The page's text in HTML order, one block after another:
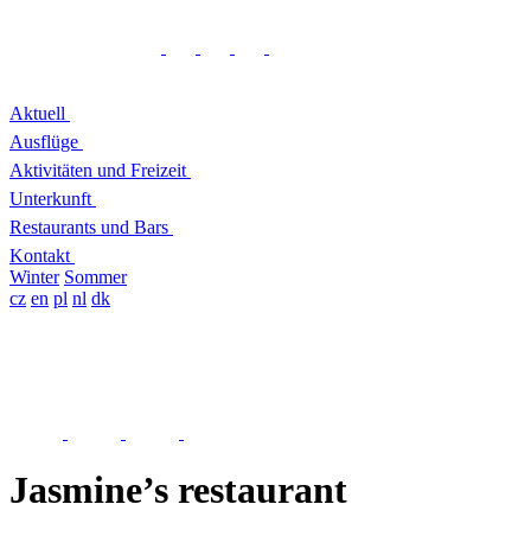
Aktuell
Ausflüge
Aktivitäten und Freizeit
Unterkunft
Restaurants und Bars
Kontakt
Winter Sommer
cz en pl nl dk
Jasmine’s restaurant